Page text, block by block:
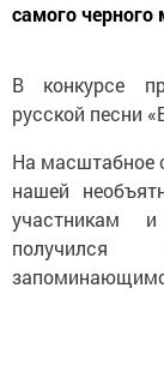
самого черного
В конкурсе
русской песни
На масштабное
нашей
участникам